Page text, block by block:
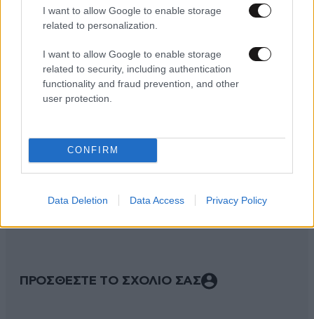
I want to allow Google to enable storage
related to personalization.
I want to allow Google to enable storage
related to security, including authentication
functionality and fraud prevention, and other
user protection.
CONFIRM
Data Deletion Data Access Privacy Policy
2 ΣΧΌΛΙΑ ΑΝΑΓΝΩΣΤΏΝ
ΠΡΟΣΘΕΣΤΕ ΤΟ ΣΧΟΛΙΟ ΣΑΣ